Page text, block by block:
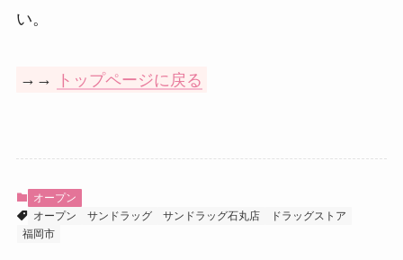
い。
→→ トップページに戻る
オープン
オープン
サンドラッグ サンドラッグ石丸店
ドラッグストア
福岡市